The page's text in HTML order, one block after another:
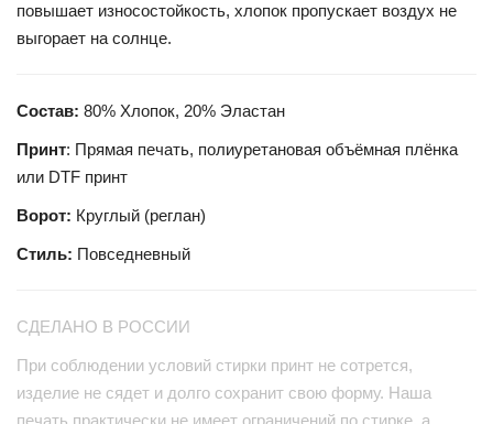
повышает износостойкость, хлопок пропускает воздух не
выгорает на солнце.
Состав: 80% Хлопок, 20% Эластан
Принт: Прямая печать, полиуретановая объёмная плёнка
или DTF принт
Ворот: Круглый (реглан)
Стиль: Повседневный
СДЕЛАНО В РОССИИ
При соблюдении условий стирки принт не сотрется,
изделие не сядет и долго сохранит свою форму. Наша
печать практически не имеет ограничений по стирке, а